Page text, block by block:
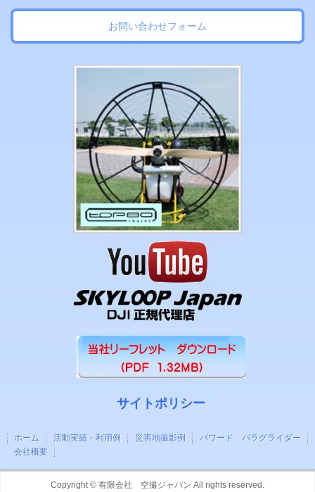
お問い合わせフォーム
サイトポリシー
ホーム 活動実績・利用例 災害地撮影例
パワード パラグライダー
会社概要
Copyright © 有限会社 空撮ジャパン All rights reserved.